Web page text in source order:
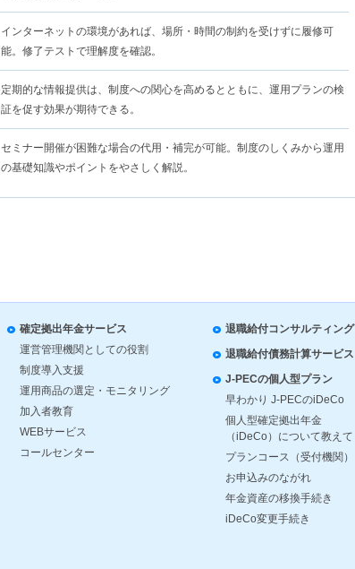
インターネットの環境があれば、場所・時間の制約を受けずに履修可
能。修了テストで理解度を確認。
定期的な情報提供は、制度への関心を高めるとともに、運用プランの検
証を促す効果が期待できる。
セミナー開催が困難な場合の代用・補完が可能。制度のしくみから運用
の基礎知識やポイントをやさしく解説。
確定拠出年金サービス
運営管理機関としての役割
制度導入支援
運用商品の選定・モニタリング
加入者教育
WEBサービス
コールセンター
退職給付コンサルティング
退職給付債務計算サービス
J-PECの個人型プラン
早わかり J-PECのiDeCo
個人型確定拠出年金
（iDeCo）について教えて
プランコース（受付機関）
お申込みのながれ
年金資産の移換手続き
iDeCo変更手続き